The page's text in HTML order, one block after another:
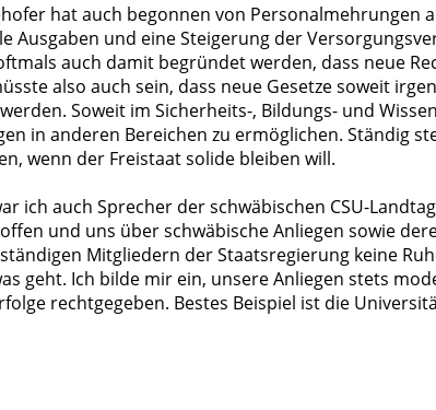
hat auch begonnen von Personalmehrungen
Ausgaben und eine Steigerung der
auch damit begründet werden, dass neue
also auch sein, dass neue Gesetze soweit
Soweit im Sicherheits-, Bildungs- und
in anderen Bereichen zu ermöglichen. Ständig
wenn der Freistaat solide bleiben will.
ich auch Sprecher der schwäbischen CSU-
und uns über schwäbische Anliegen sowie
Mitgliedern der Staatsregierung keine
geht. Ich bilde mir ein, unsere Anliegen stets
rechtgegeben. Bestes Beispiel ist die